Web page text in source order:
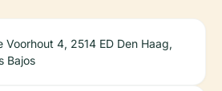
Voorhout 4, 2514 ED Den Haag,
Bajos